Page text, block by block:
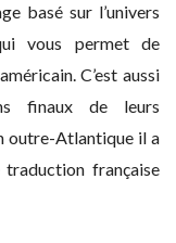
basé sur l’univers
vous permet de
C’est aussi
finaux de leurs
outre-Atlantique il a
traduction française